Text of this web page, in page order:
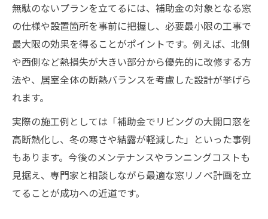
無駄のないプランを立てるには、補助金の対象となる窓
の仕様や設置箇所を事前に把握し、必要最小限の工事で
最大限の効果を得ることがポイントです。例えば、北側
や西側など熱損失が大きい部分から優先的に改修する方
法や、居室全体の断熱バランスを考慮した設計が挙げら
れます。
実際の施工例としては「補助金でリビングの大開口窓を
高断熱化し、冬の寒さや結露が軽減した」といった事例
もあります。今後のメンテナンスやランニングコストも
見据え、専門家と相談しながら最適な窓リノベ計画を立
てることが成功への近道です。